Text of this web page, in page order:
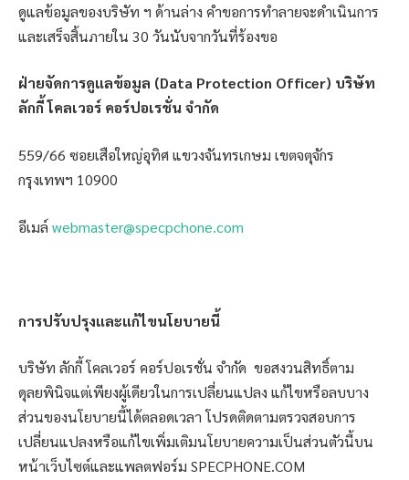
ดูแลข้อมูลของบริษัท ฯ ด้านล่าง คำขอการทำลายจะดำเนินการ
และเสร็จสิ้นภายใน 30 วันนับจากวันที่ร้องขอ
ฝ่ายจัดการดูแลข้อมูล (Data Protection Officer) บริษัท
ลักกี้ โคลเวอร์ คอร์ปอเรชั่น จำกัด
559/66 ซอยเสือใหญ่อุทิศ แขวงจันทรเกษม เขตจตุจักร
กรุงเทพฯ 10900
อีเมล์webmaster@specpchone.com
การปรับปรุงและแก้ไขนโยบายนี้
บริษัท ลักกี้ โคลเวอร์ คอร์ปอเรชั่น จำกัด ขอสงวนสิทธิ์ตาม
ดุลยพินิจแต่เพียงผู้เดียวในการเปลี่ยนแปลง แก้ไขหรือลบบาง
ส่วนของนโยบายนี้ได้ตลอดเวลา โปรดติดตามตรวจสอบการ
เปลี่ยนแปลงหรือแก้ไขเพิ่มเติมนโยบายความเป็นส่วนตัวนี้บน
หน้าเว็บไซต์และแพลตฟอร์ม SPECPHONE.COM